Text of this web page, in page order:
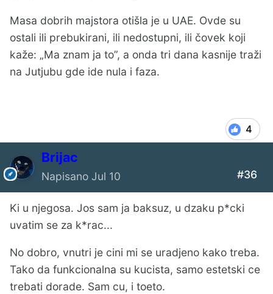
Masa dobrih majstora otišla je u UAE. Ovde su
ostali ili prebukirani, ili nedostupni, ili čovek koji
kaže: „Ma znam ja to”, a onda tri dana kasnije traži
na Jutjubu gde ide nula i faza.
4
Brijac
Napisano Jul 10 #36
Ki u njegosa. Jos sam ja baksuz, u dzaku p*cki
uvatim se za k*rac...
No dobro, vnutri je cini mi se uradjeno kako treba.
Tako da funkcionalna su kucista, samo estetski ce
trebati dorade. Sam cu, i toeto.